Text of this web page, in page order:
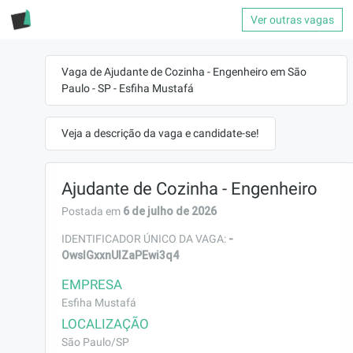
Ver outras vagas
Vaga de Ajudante de Cozinha - Engenheiro em São
Paulo - SP - Esfiha Mustafá
Veja a descrição da vaga e candidate-se!
Ajudante de Cozinha - Engenheiro
Postada em 6 de julho de 2026
IDENTIFICADOR ÚNICO DA VAGA: -
OwslGxxnUlZaPEwi3q4
EMPRESA
Esfiha Mustafá
LOCALIZAÇÃO
São Paulo/SP